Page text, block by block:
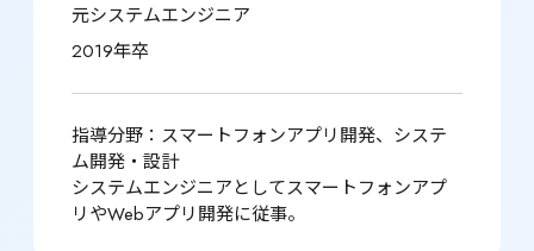
元システムエンジニア
2019年卒
指導分野：スマートフォンアプリ開発、システ
ム開発・設計
システムエンジニアとしてスマートフォンアプ
リやWebアプリ開発に従事。